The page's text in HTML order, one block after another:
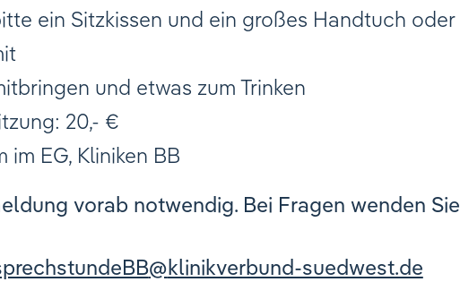
ein Sitzkissen und ein großes Handtuch oder
und etwas zum Trinken
20,- €
im EG, Kliniken BB
vorab notwendig. Bei Fragen wenden Sie
@klinikverbund-suedwest.de